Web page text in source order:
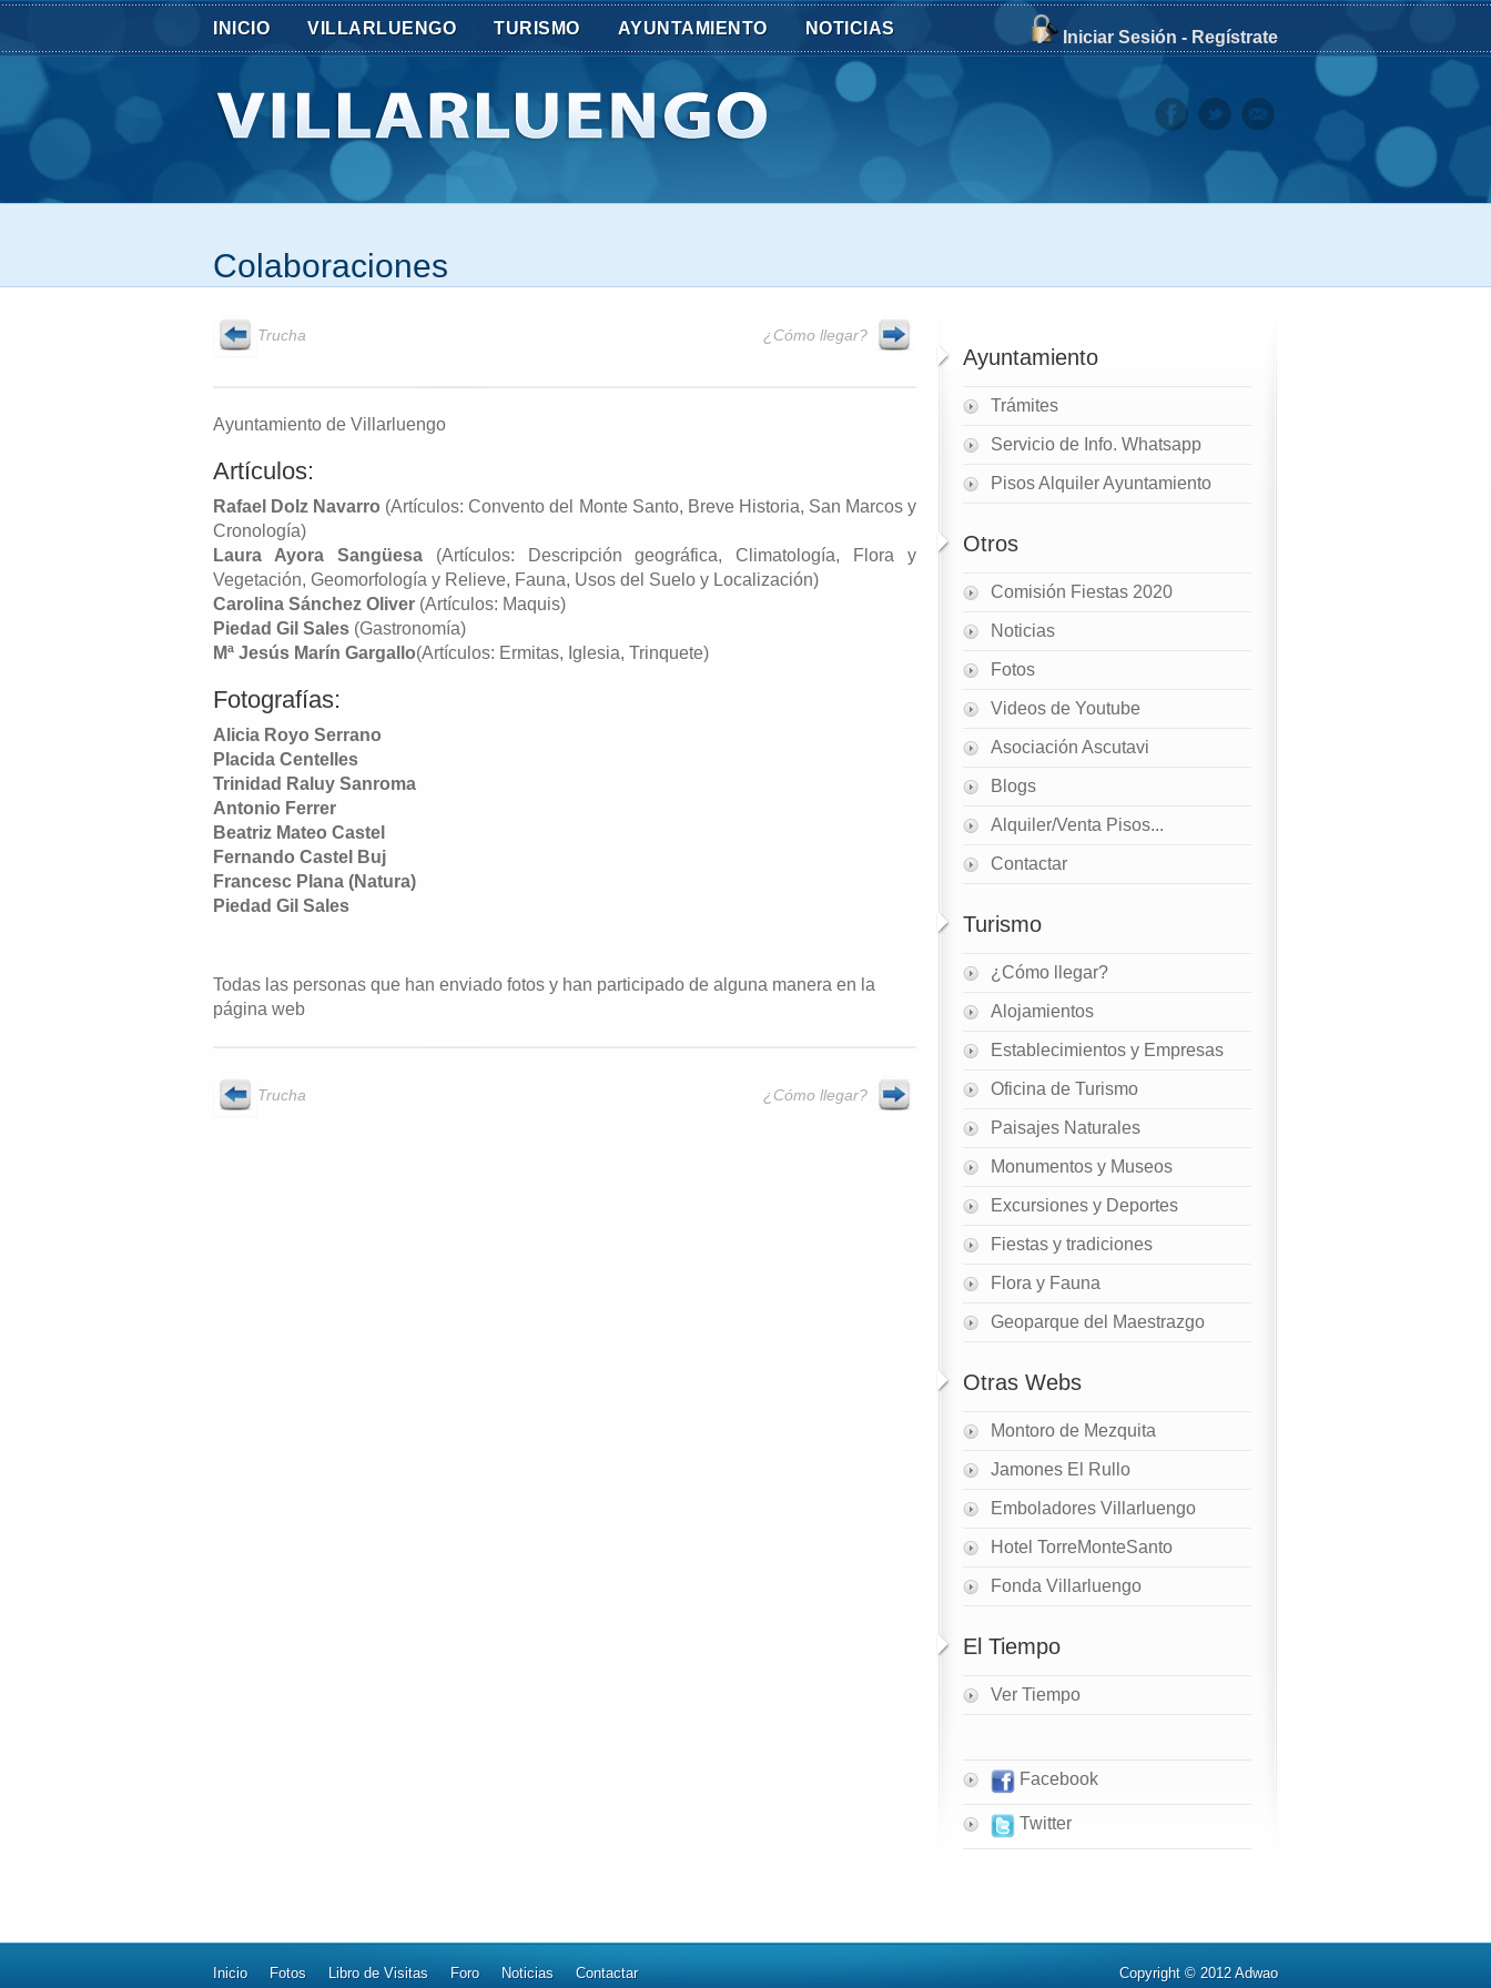
INICIO VILLARLUENGO TURISMO AYUNTAMIENTO NOTICIAS Iniciar Sesión - Regístrate
Colaboraciones
Trucha ¿Cómo llegar?
Ayuntamiento de Villarluengo
Artículos:
Rafael Dolz Navarro (Artículos: Convento del Monte Santo, Breve Historia, San Marcos y
Cronología)
Laura Ayora Sangüesa (Artículos: Descripción geográfica, Climatología, Flora y
Vegetación, Geomorfología y Relieve, Fauna, Usos del Suelo y Localización)
Carolina Sánchez Oliver (Artículos: Maquis)
Piedad Gil Sales (Gastronomía)
Mª Jesús Marín Gargallo(Artículos: Ermitas, Iglesia, Trinquete)
Fotografías:
Alicia Royo Serrano
Placida Centelles
Trinidad Raluy Sanroma
Antonio Ferrer
Beatriz Mateo Castel
Fernando Castel Buj
Francesc Plana (Natura)
Piedad Gil Sales
Todas las personas que han enviado fotos y han participado de alguna manera en la
página web
Trucha ¿Cómo llegar?
Ayuntamiento
Trámites
Servicio de Info. Whatsapp
Pisos Alquiler Ayuntamiento
Otros
Comisión Fiestas 2020
Noticias
Fotos
Videos de Youtube
Asociación Ascutavi
Blogs
Alquiler/Venta Pisos...
Contactar
Turismo
¿Cómo llegar?
Alojamientos
Establecimientos y Empresas
Oficina de Turismo
Paisajes Naturales
Monumentos y Museos
Excursiones y Deportes
Fiestas y tradiciones
Flora y Fauna
Geoparque del Maestrazgo
Otras Webs
Montoro de Mezquita
Jamones El Rullo
Emboladores Villarluengo
Hotel TorreMonteSanto
Fonda Villarluengo
El Tiempo
Ver Tiempo
Facebook
Twitter
Inicio Fotos Libro de Visitas Foro Noticias Contactar Copyright © 2012 Adwao